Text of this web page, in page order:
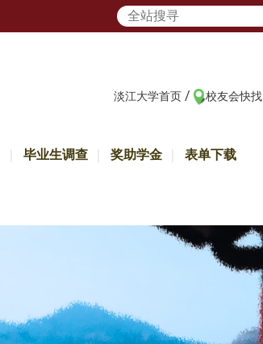
淡江大学首页 / 校友会快找
毕业生调查 奖助学金 表单下载